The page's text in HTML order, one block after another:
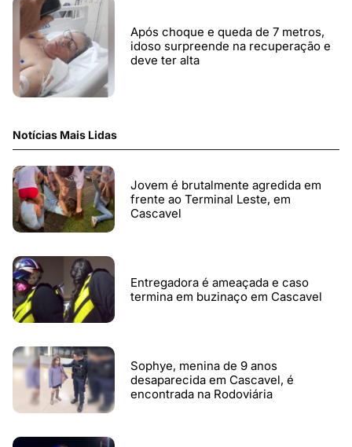
Após choque e queda de 7 metros,
idoso surpreende na recuperação e
deve ter alta
Notícias Mais Lidas
Jovem é brutalmente agredida em
frente ao Terminal Leste, em
Cascavel
Entregadora é ameaçada e caso
termina em buzinaço em Cascavel
Sophye, menina de 9 anos
desaparecida em Cascavel, é
encontrada na Rodoviária